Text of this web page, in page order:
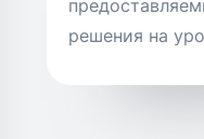
решения на